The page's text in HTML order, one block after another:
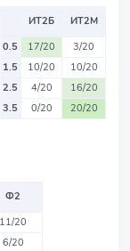
ИТ2Б
ИТ2М
0.5
17/20
3/20
1.5
10/20
10/20
2.5
4/20
16/20
3.5
0/20 20/20
Ф2
11/20
6/20